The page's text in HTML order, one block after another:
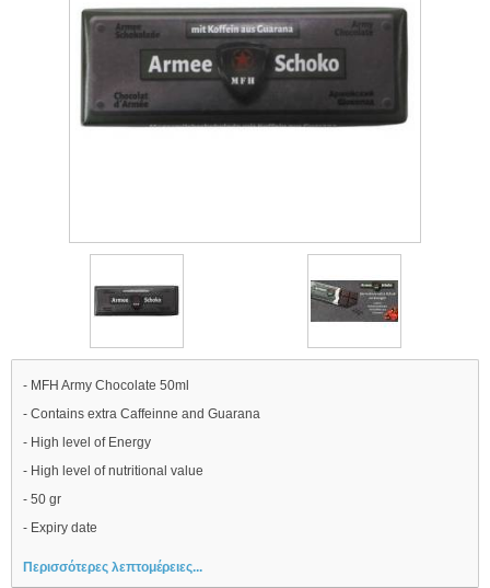
- MFH Army Chocolate 50ml
- Contains extra Caffeinne and Guarana
- High level of Energy
- High level of nutritional value
- 50 gr
- Expiry date
Περισσότερες λεπτομέρειες...